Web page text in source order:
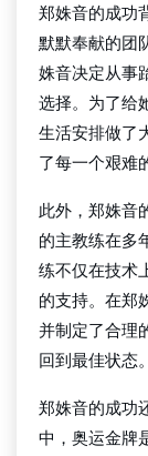
郑姝音的成功
默默奉献的团
姝音决定从事
选择。为了给
生活安排做了
了每一个艰难
此外，郑姝音
的主教练在多
练不仅在技术
的支持。在郑
并制定了合理
回到最佳状态。
郑姝音的成功
中，奥运金牌